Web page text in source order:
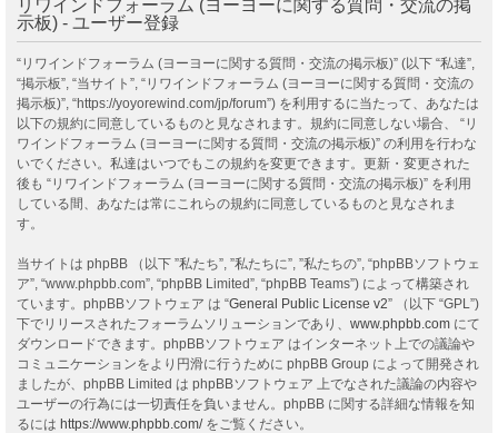
リワインドフォーラム (ヨーヨーに関する質問・交流の掲
示板) - ユーザー登録
“リワインドフォーラム (ヨーヨーに関する質問・交流の掲示板)” (以下 “私達”,
“掲示板”, “当サイト”, “リワインドフォーラム (ヨーヨーに関する質問・交流の
掲示板)”, “https://yoyorewind.com/jp/forum”) を利用するに当たって、あなたは
以下の規約に同意しているものと見なされます。規約に同意しない場合、 “リ
ワインドフォーラム (ヨーヨーに関する質問・交流の掲示板)” の利用を行わな
いでください。私達はいつでもこの規約を変更できます。更新・変更された
後も “リワインドフォーラム (ヨーヨーに関する質問・交流の掲示板)” を利用
している間、あなたは常にこれらの規約に同意しているものと見なされま
す。
当サイトは phpBB （以下 ”私たち”, ”私たちに”, ”私たちの”, “phpBBソフトウェ
ア”, “www.phpbb.com”, “phpBB Limited”, “phpBB Teams”) によって構築され
ています。phpBBソフトウェア は “General Public License v2” （以下 “GPL”)
下でリリースされたフォーラムソリューションであり、 www.phpbb.com にて
ダウンロードできます。phpBBソフトウェア はインターネット上での議論や
コミュニケーションをより円滑に行うために phpBB Group によって開発され
ましたが、phpBB Limited は phpBBソフトウェア 上でなされた議論の内容や
ユーザーの行為には一切責任を負いません。phpBB に関する詳細な情報を知
るには https://www.phpbb.com/をご覧ください。